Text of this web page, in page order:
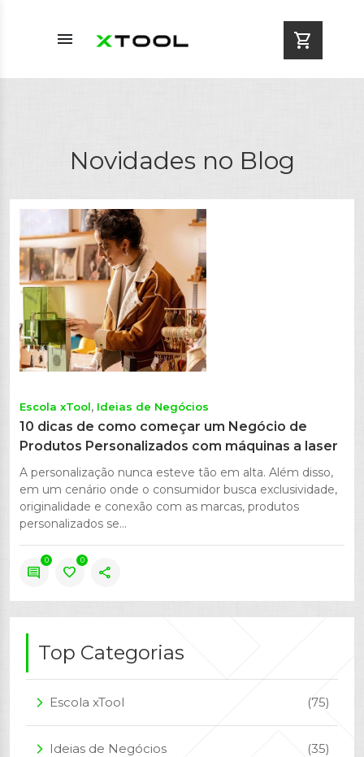
menu shopping_cart
Novidades no Blog
Escola xTool Ideias de Negócios
10 dicas de como começar um Negócio de
Produtos Personalizados com máquinas a laser
A personalização nunca esteve tão em alta. Além disso,
em um cenário onde o consumidor busca exclusividade,
originalidade e conexão com as marcas, produtos
personalizados se...
comment
0
favorite
0
share
Top Categorias
arrow_forward_ios Escola xTool (75)
arrow_forward_ios Ideias de Negócios (35)